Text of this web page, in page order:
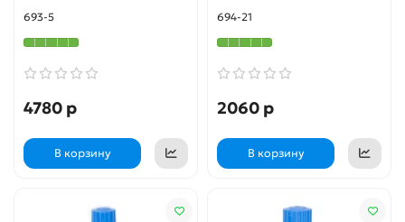
693-5
4780 р
В корзину
694-21
2060 р
В корзину